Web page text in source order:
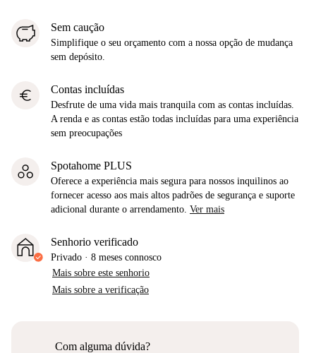
Sem caução
Simplifique o seu orçamento com a nossa opção de mudança
sem depósito.
euro Contas incluídas
Desfrute de uma vida mais tranquila com as contas incluídas.
A renda e as contas estão todas incluídas para uma experiência
sem preocupações
Spotahome PLUS
Oferece a experiência mais segura para nossos inquilinos ao
fornecer acesso aos mais altos padrões de segurança e suporte
adicional durante o arrendamento. Ver mais
Senhorio verificado
Privado · 8 meses connosco
Mais sobre este senhorio
Mais sobre a verificação
Com alguma dúvida?